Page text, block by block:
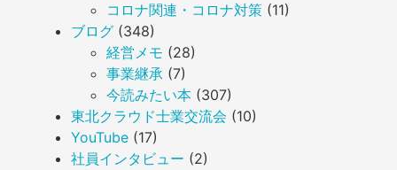
コロナ関連・コロナ対策 (11)
ブログ (348)
経営メモ (28)
事業継承 (7)
今読みたい本 (307)
東北クラウド士業交流会 (10)
YouTube (17)
社員インタビュー (2)